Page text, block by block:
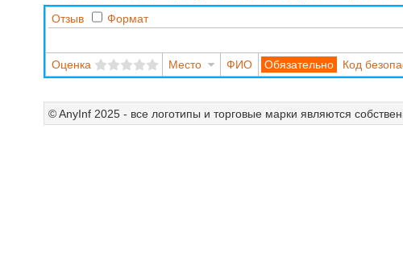
Отзыв Формат
Оценка Место ФИО Код
© AnyInf 2025 - все логотипы и торговые марки являются